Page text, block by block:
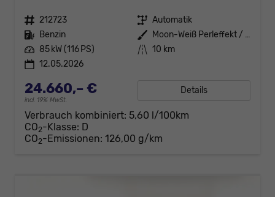
Fahrzeugnr. 212723 Getriebe Automatik
Kraftstoff Benzin Außenfarbe
Moon-Weiß Perleffekt / Dach in B
Leistung 85 kW (116 PS) Kilometerstand 10 km
12.05.2026
24.660,– €
incl. 19% MwSt.
Details
Verbrauch kombiniert: 5,60 l/100km
CO2-Klasse: D
CO2-Emissionen: 126,00 g/km